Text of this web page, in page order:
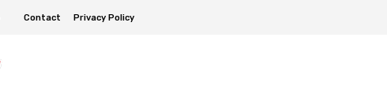
Contact Privacy Policy